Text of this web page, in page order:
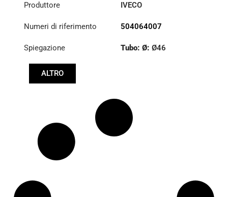
Produttore IVECO
Numeri di riferimento 504064007
Spiegazione Tubo: Ø: Ø46
ALTRO